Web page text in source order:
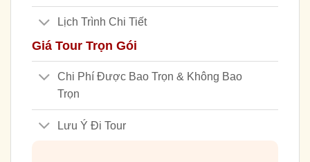
Lịch Trình Chi Tiết
Giá Tour Trọn Gói
Chi Phí Được Bao Trọn & Không Bao
Trọn
Lưu Ý Đi Tour